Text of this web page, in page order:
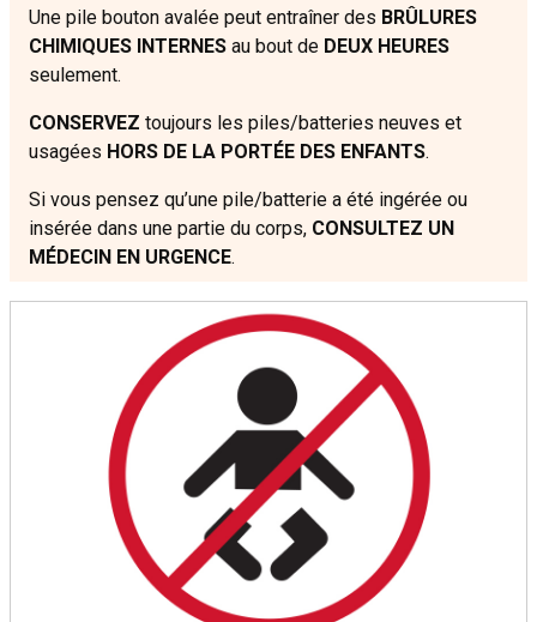
Une pile bouton avalée peut entraîner des BRÛLURES
CHIMIQUES INTERNES au bout de DEUX HEURES
seulement.
CONSERVEZ toujours les piles/batteries neuves et
usagées HORS DE LA PORTÉE DES ENFANTS.
Si vous pensez qu’une pile/batterie a été ingérée ou
insérée dans une partie du corps, CONSULTEZ UN
MÉDECIN EN URGENCE.